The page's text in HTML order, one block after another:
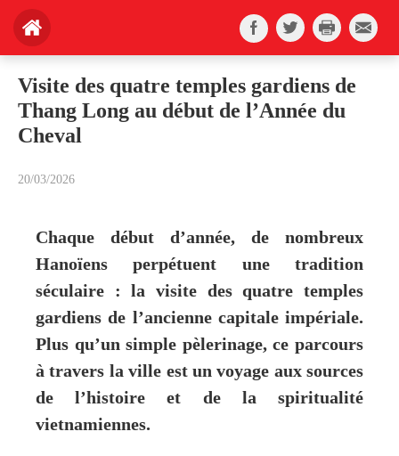
Visite des quatre temples gardiens de
Thang Long au début de l’Année du
Cheval
20/03/2026
Chaque début d’année, de nombreux
Hanoïens perpétuent une tradition
séculaire : la visite des quatre temples
gardiens de l’ancienne capitale impériale.
Plus qu’un simple pèlerinage, ce parcours
à travers la ville est un voyage aux sources
de l’histoire et de la spiritualité
vietnamiennes.